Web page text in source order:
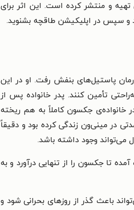
و منتشر کرده است. این اثر برای
و سپس در اپلیکیشن طاقچه بشنوید.
پاستیل‌های بنفش رفت. او در این
تأمین کنند. پدر خانواده پس از
جکسون کاملاً به هم ریخته
در مینی‌ون زندگی کرده بود و دقیقاً
می‌تواند وجود داشته باشد.
جکسون را از تنهایی درآورد و به
باعث گذر از روزهای بحرانی شود و